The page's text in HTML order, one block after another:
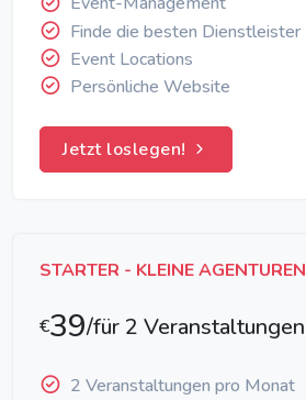
Finde die besten Dienstleister
Event Locations
Persönliche Website
Jetzt loslegen!
STARTER - KLEINE AGENTUREN
€39/für 2 Veranstaltungen
2 Veranstaltungen pro Monat